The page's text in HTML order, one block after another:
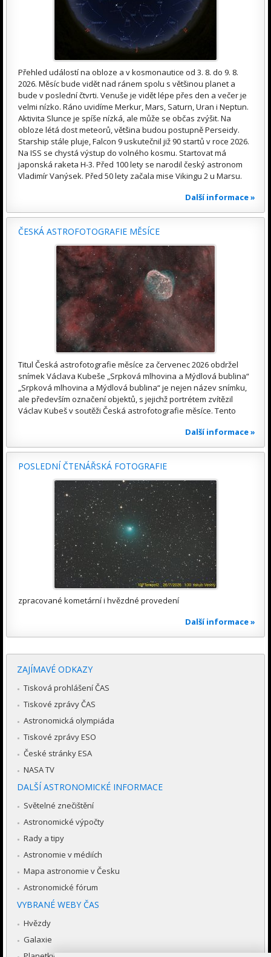
Přehled událostí na obloze a v kosmonautice od 3. 8. do 9. 8.
2026. Měsíc bude vidět nad ránem spolu s většinou planet a
bude v poslední čtvrti. Venuše je vidět lépe přes den a večer je
velmi nízko. Ráno uvidíme Merkur, Mars, Saturn, Uran i Neptun.
Aktivita Slunce je spíše nízká, ale může se občas zvýšit. Na
obloze létá dost meteorů, většina budou postupně Perseidy.
Starship stále pluje, Falcon 9 uskutečnil již 90 startů v roce 2026.
Na ISS se chystá výstup do volného kosmu. Startovat má
japonská raketa H-3. Před 100 lety se narodil český astronom
Vladimír Vanýsek. Před 50 lety začala mise Vikingu 2 u Marsu.
Další informace »
ČESKÁ ASTROFOTOGRAFIE MĚSÍCE
Titul Česká astrofotografie měsíce za červenec 2026 obdržel
snímek Václava Kubeše „Srpková mlhovina a Mýdlová bublina“
„Srpková mlhovina a Mýdlová bublina“ je nejen název snímku,
ale především označení objektů, s jejichž portrétem zvítězil
Václav Kubeš v soutěži Česká astrofotografie měsíce. Tento
Další informace »
POSLEDNÍ ČTENÁŘSKÁ FOTOGRAFIE
zpracované kometární i hvězdné provedení
Další informace »
ZAJÍMAVÉ ODKAZY
Tisková prohlášení ČAS
Tiskové zprávy ČAS
Astronomická olympiáda
Tiskové zprávy ESO
České stránky ESA
NASA TV
DALŠÍ ASTRONOMICKÉ INFORMACE
Světelné znečištění
Astronomické výpočty
Rady a tipy
Astronomie v médiích
Mapa astronomie v Česku
Astronomické fórum
VYBRANÉ WEBY ČAS
Hvězdy
Galaxie